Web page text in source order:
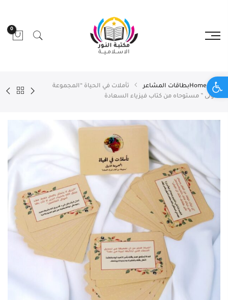
Open toolbar
0
Homeبطاقات المشاعر
تأملات في الحياة “المجموعة
الاولى ” مستوحاه من كتاب فيزياء السعادة